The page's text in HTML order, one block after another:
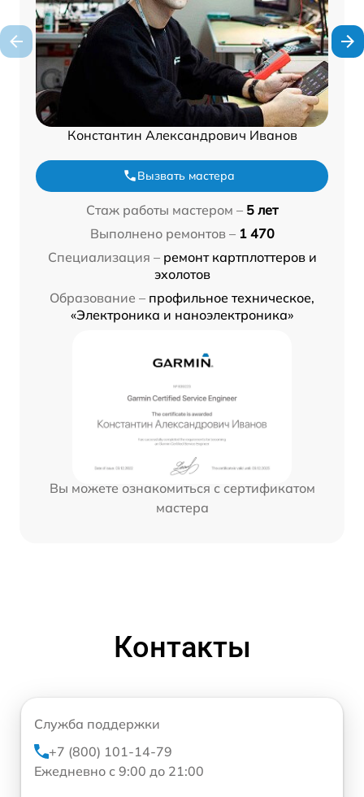
Константин Александрович Иванов
Вызвать мастера
Стаж работы мастером – 5 лет
Выполнено ремонтов – 1 470
Специализация – ремонт картплоттеров и
эхолотов
Образование – профильное техническое,
«Электроника и наноэлектроника»
Вы можете ознакомиться с сертификатом
мастера
Контакты
Служба поддержки
+7 (800) 101-14-79
Ежедневно с 9:00 до 21:00